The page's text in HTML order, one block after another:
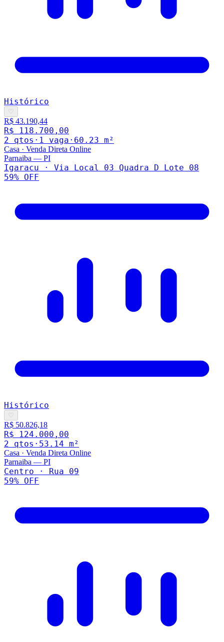
Histórico
♡
R$ 43.190,44
R$ 118.700,00
2 qtos · 1 vaga · 60.23 m²
Casa · Venda Direta Online
Parnaiba — PI
Igaracu · Via Local 03 Quadra D Lote 08
59% OFF
Histórico
♡
R$ 50.826,18
R$ 124.000,00
2 qtos · 53.14 m²
Casa · Venda Direta Online
Parnaiba — PI
Centro · Rua 09
59% OFF